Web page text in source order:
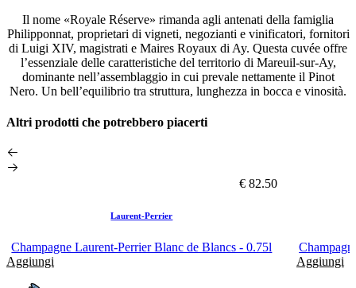
Il nome «Royale Réserve» rimanda agli antenati della famiglia
Philipponnat, proprietari di vigneti, negozianti e vinificatori, fornitori
di Luigi XIV, magistrati e Maires Royaux di Ay. Questa cuvée offre
l’essenziale delle caratteristiche del territorio di Mareuil-sur-Ay,
dominante nell’assemblaggio in cui prevale nettamente il Pinot
Nero. Un bell’equilibrio tra struttura, lunghezza in bocca e vinosità.
Altri prodotti che potrebbero piacerti
€ 82.50
Laurent-Perrier
Champagne Laurent-Perrier Blanc de Blancs - 0.75l
Aggiungi
Aggiungi